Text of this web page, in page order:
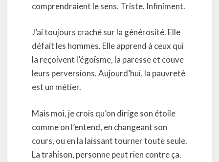
comprendraient le sens. Triste. Infiniment.
J’ai toujours craché sur la générosité. Elle
défait les hommes. Elle apprend à ceux qui
la reçoivent l’égoïsme, la paresse et couve
leurs perversions. Aujourd’hui, la pauvreté
est un métier.
Mais moi, je crois qu’on dirige son étoile
comme on l’entend, en changeant son
cours, ou en la laissant tourner toute seule.
La trahison, personne peut rien contre ça.